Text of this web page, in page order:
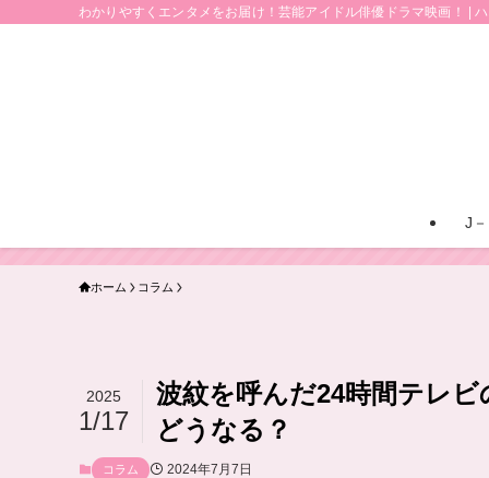
わかりやすくエンタメをお届け！芸能アイドル俳優ドラマ映画！ |
J
ホーム コラム
波紋を呼んだ24時間テレ
どうなる？
2025
1/17
コラム 2024年7月7日